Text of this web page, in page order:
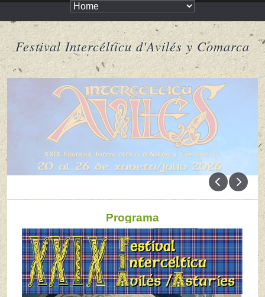
Festival Intercélticu d'Avilés y Comarca
Programa